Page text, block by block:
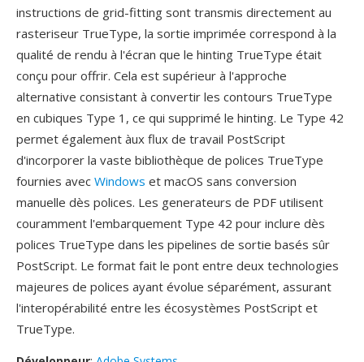
instructions de grid-fitting sont transmis directement au
rasteriseur TrueType, la sortie imprimée correspond à la
qualité de rendu à l'écran que le hinting TrueType était
conçu pour offrir. Cela est supérieur à l'approche
alternative consistant à convertir les contours TrueType
en cubiques Type 1, ce qui supprimé le hinting. Le Type 42
permet également àux flux de travail PostScript
d'incorporer la vaste bibliothèque de polices TrueType
fournies avec Windows et macOS sans conversion
manuelle dès polices. Les generateurs de PDF utilisent
couramment l'embarquement Type 42 pour inclure dès
polices TrueType dans les pipelines de sortie basés sûr
PostScript. Le format fait le pont entre deux technologies
majeures de polices ayant évolue séparément, assurant
l'interopérabilité entre les écosystèmes PostScript et
TrueType.